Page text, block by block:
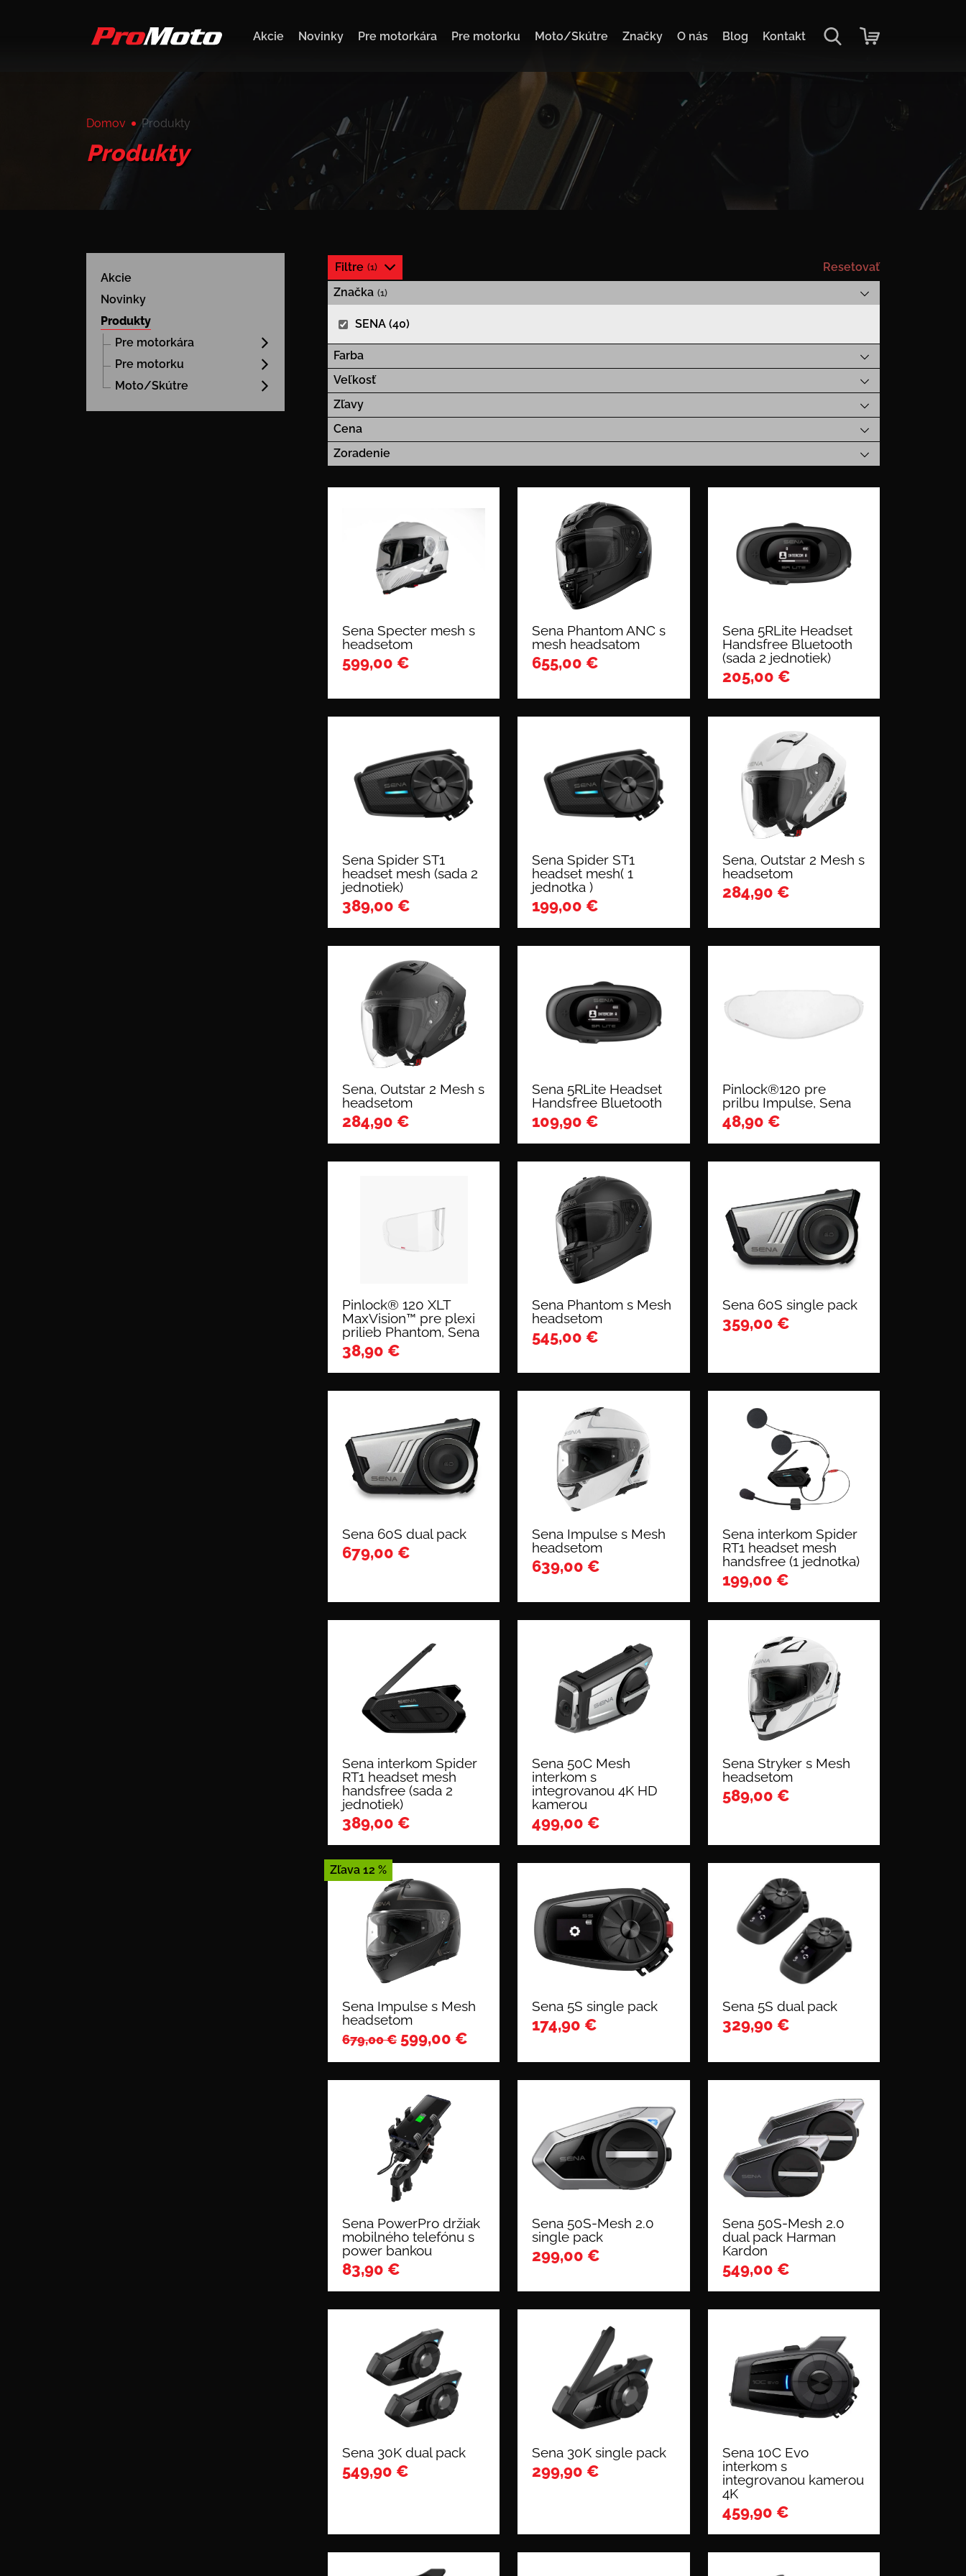
Akcie Novinky Pre motorkára Pre motorku Moto/Skútre Značky O nás Blog Kontakt
Domov Produkty
Produkty
Akcie
Novinky
Produkty
Pre motorkára
Pre motorku
Moto/Skútre
Filtre
Resetovať
Značka
SENA (40)
Farba
Veľkosť
Zľavy
Cena
Zoradenie
Sena Specter mesh s
headsetom
599,00 €
Sena Phantom ANC s
mesh headsatom
655,00 €
Sena 5RLite Headset
Handsfree Bluetooth
(sada 2 jednotiek)
205,00 €
Sena Spider ST1
headset mesh (sada 2
jednotiek)
389,00 €
Sena Spider ST1
headset mesh( 1
jednotka )
199,00 €
Sena, Outstar 2 Mesh s
headsetom
284,90 €
Sena, Outstar 2 Mesh s
headsetom
284,90 €
Sena 5RLite Headset
Handsfree Bluetooth
109,90 €
Pinlock®120 pre
prilbu Impulse, Sena
48,90 €
Pinlock® 120 XLT
MaxVision™ pre plexi
prilieb Phantom, Sena
38,90 €
Sena Phantom s Mesh
headsetom
545,00 €
Sena 60S single pack
359,00 €
Sena 60S dual pack
679,00 €
Sena Impulse s Mesh
headsetom
639,00 €
Sena interkom Spider
RT1 headset mesh
handsfree (1 jednotka)
199,00 €
Sena interkom Spider
RT1 headset mesh
handsfree (sada 2
jednotiek)
389,00 €
Sena 50C Mesh
interkom s
integrovanou 4K HD
kamerou
499,00 €
Sena Stryker s Mesh
headsetom
589,00 €
Zľava 12 %
Sena Impulse s Mesh
headsetom
679,00€ 599,00 €
Sena 5S single pack
174,90 €
Sena 5S dual pack
329,90 €
Sena PowerPro držiak
mobilného telefónu s
power bankou
83,90 €
Sena 50S-Mesh 2.0
single pack
299,00 €
Sena 50S-Mesh 2.0
dual pack Harman
Kardon
549,00 €
Sena 30K dual pack
549,90 €
Sena 30K single pack
299,90 €
Sena 10C Evo
interkom s
integrovanou kamerou
4K
459,90 €